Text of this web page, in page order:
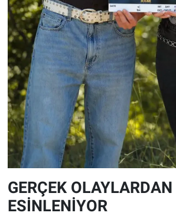
GERÇEK OLAYLARDAN
ESİNLENİYOR